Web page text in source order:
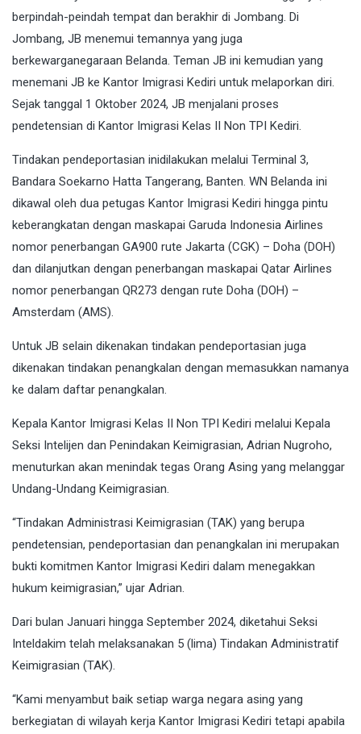
berpindah-peindah tempat dan berakhir di Jombang. Di
Jombang, JB menemui temannya yang juga
berkewarganegaraan Belanda. Teman JB ini kemudian yang
menemani JB ke Kantor Imigrasi Kediri untuk melaporkan diri.
Sejak tanggal 1 Oktober 2024, JB menjalani proses
pendetensian di Kantor Imigrasi Kelas II Non TPI Kediri.
Tindakan pendeportasian inidilakukan melalui Terminal 3,
Bandara Soekarno Hatta Tangerang, Banten. WN Belanda ini
dikawal oleh dua petugas Kantor Imigrasi Kediri hingga pintu
keberangkatan dengan maskapai Garuda Indonesia Airlines
nomor penerbangan GA900 rute Jakarta (CGK) – Doha (DOH)
dan dilanjutkan dengan penerbangan maskapai Qatar Airlines
nomor penerbangan QR273 dengan rute Doha (DOH) –
Amsterdam (AMS).
Untuk JB selain dikenakan tindakan pendeportasian juga
dikenakan tindakan penangkalan dengan memasukkan namanya
ke dalam daftar penangkalan.
Kepala Kantor Imigrasi Kelas II Non TPI Kediri melalui Kepala
Seksi Intelijen dan Penindakan Keimigrasian, Adrian Nugroho,
menuturkan akan menindak tegas Orang Asing yang melanggar
Undang-Undang Keimigrasian.
“Tindakan Administrasi Keimigrasian (TAK) yang berupa
pendetensian, pendeportasian dan penangkalan ini merupakan
bukti komitmen Kantor Imigrasi Kediri dalam menegakkan
hukum keimigrasian,” ujar Adrian.
Dari bulan Januari hingga September 2024, diketahui Seksi
Inteldakim telah melaksanakan 5 (lima) Tindakan Administratif
Keimigrasian (TAK).
“Kami menyambut baik setiap warga negara asing yang
berkegiatan di wilayah kerja Kantor Imigrasi Kediri tetapi apabila